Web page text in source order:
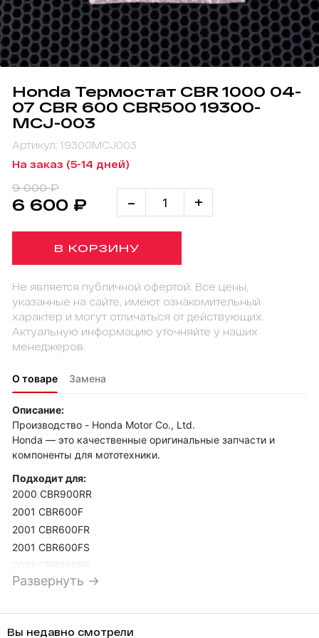
Honda Термостат CBR 1000 04-
07 CBR 600 CBR500 19300-
MCJ-003
Артикул: 19300MCJ003
На заказ (5-14 дней)
9 000 ₽
6 600 ₽ - +
В КОРЗИНУ
Не является публичной офертой. Все цены,
указанные на сайте, имеют ознакомительный
характер и могут отличаться от действующих.
Актуальную информацию уточняйте у наших
менеджеров.
О товаре Замена
Описание:
Производство - Honda Motor Co., Ltd.
Honda — это качественные оригинальные запчасти и
компоненты для мототехники.
Подходит для:
2000 CBR900RR
2001 CBR600F
2001 CBR600FR
2001 CBR600FS
2002 CBR600F
Развернуть →
Вы недавно смотрели